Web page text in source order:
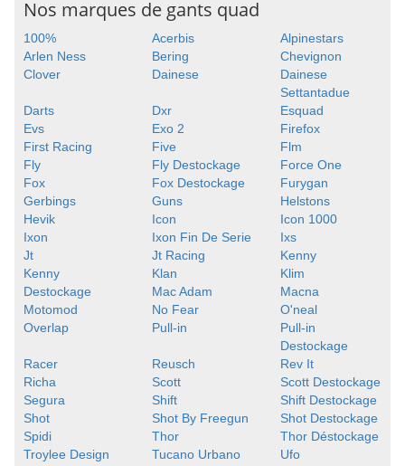
Nos marques de gants quad
100% Acerbis
Alpinestars
Arlen Ness
Bering
Chevignon
Clover
Dainese
Dainese
Settantadue
Darts
Dxr
Esquad
Evs
Exo 2
Firefox
First Racing
Five
Flm
Fly
Fly Destockage
Force One
Fox
Fox Destockage
Furygan
Gerbings
Guns
Helstons
Hevik
Icon
Icon 1000
Ixon
Ixon Fin De Serie
Ixs
Jt
Jt Racing
Kenny
Kenny
Destockage
Klan
Klim
Mac Adam
Macna
Motomod
No Fear
O'neal
Overlap
Pull-in
Pull-in
Destockage
Racer
Reusch
Rev It
Richa
Scott
Scott Destockage
Segura
Shift
Shift Destockage
Shot
Shot By Freegun
Shot Destockage
Spidi
Thor
Thor Déstockage
Troylee Design
Tucano Urbano
Ufo